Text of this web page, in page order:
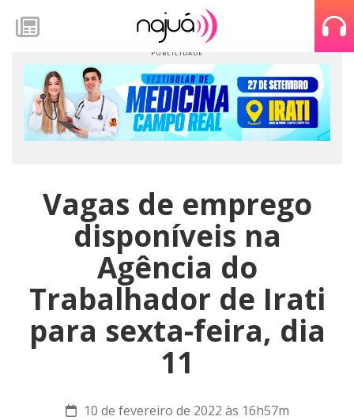
Vagas de emprego
disponíveis na
Agência do
Trabalhador de Irati
para sexta-feira, dia
11
10 de fevereiro de 2022 às 16h57m